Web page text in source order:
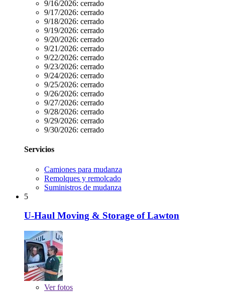
9/16/2026: cerrado
9/17/2026: cerrado
9/18/2026: cerrado
9/19/2026: cerrado
9/20/2026: cerrado
9/21/2026: cerrado
9/22/2026: cerrado
9/23/2026: cerrado
9/24/2026: cerrado
9/25/2026: cerrado
9/26/2026: cerrado
9/27/2026: cerrado
9/28/2026: cerrado
9/29/2026: cerrado
9/30/2026: cerrado
Servicios
Camiones para mudanza
Remolques y remolcado
Suministros de mudanza
5
U-Haul Moving & Storage of Lawton
Verfotos